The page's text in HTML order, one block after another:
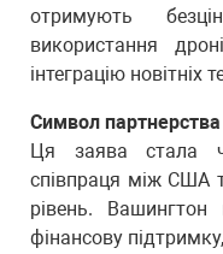
отримують
використання
інтеграцію новітніх
Символ партнерства
Ця заява стала
співпраця між США
рівень.
фінансову